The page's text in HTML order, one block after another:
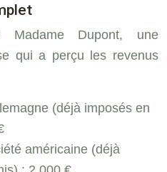
Madame Dupont, une
qui a perçu les revenus
(déjà imposés en
américaine (déjà